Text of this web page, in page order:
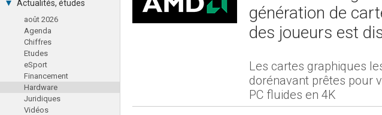
Studios (418)
Editeurs (49)
Distributeurs (16)
Hard. / Accessoires (10)
Middlewares (15)
Prestataires (99)
Assoc. / Syndicats (21)
Formations / Ecoles (46)
Presse spécialisée (17)
Actualités, études
août 2026
Agenda
Chiffres
Etudes
eSport
Financement
Hardware
Juridiques
Vidéos
génération de
des joueurs est
Les cartes graphiques
dorénavant prêtes pour
PC fluides en 4K